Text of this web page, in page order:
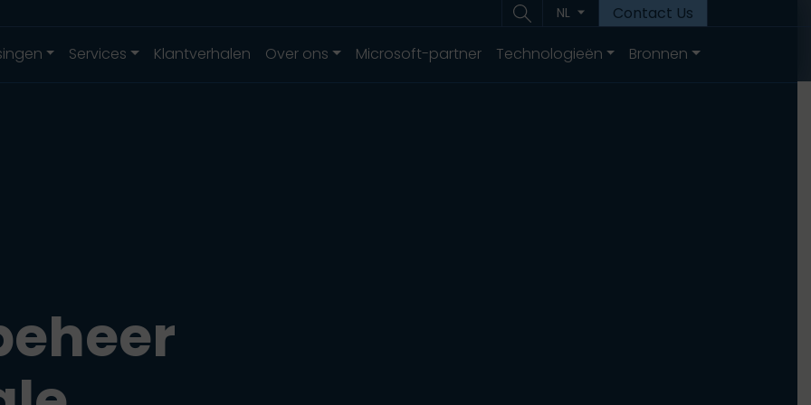
NL
Contact Us
Services Klantverhalen Over ons Microsoft-partner Technologieën Bronnen